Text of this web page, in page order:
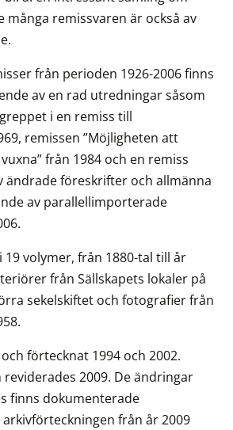
många remissvaren är också av
från perioden 1926-2006 finns
av en rad utredningar såsom
i en remiss till
remissen ”Möjligheten att
från 1984 och en remiss
ändrade föreskrifter och allmänna
av parallellimporterade
19 volymer, från 1880-tal till år
från Sällskapets lokaler på
sekelskiftet och fotografier från
förtecknat 1994 och 2002.
2009. De ändringar
finns dokumenterade
från år 2009